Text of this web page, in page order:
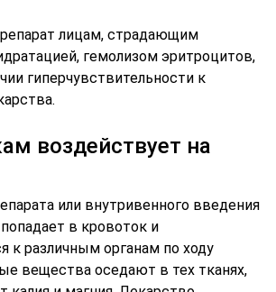
лицам, страдающим
гемолизом эритроцитов,
гиперчувствительности к
воздействует на
или внутривенного введения
в кровоток и
к различным органам по ходу
вещества оседают в тех тканях,